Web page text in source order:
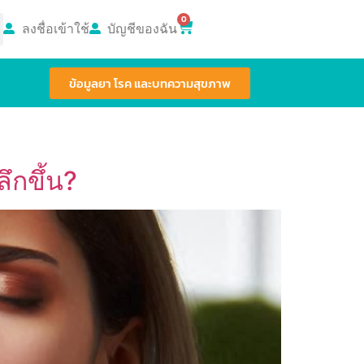
ลงชื่อเข้าใช้ บัญชีของฉัน 0
ข้อมูลยา โรค และบทความสุขภาพ
กขึ้น?